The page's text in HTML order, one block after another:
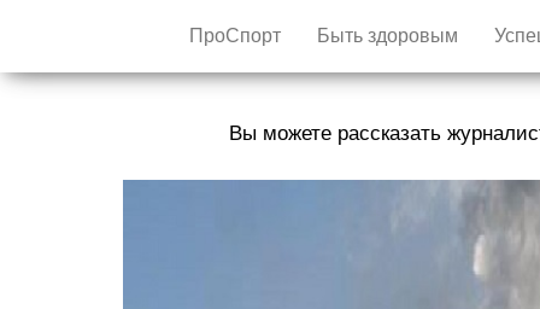
ПроСпорт Быть здоровым
Вы можете рассказать